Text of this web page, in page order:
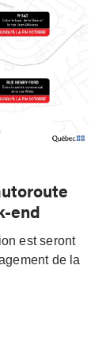
end
est seront
de la